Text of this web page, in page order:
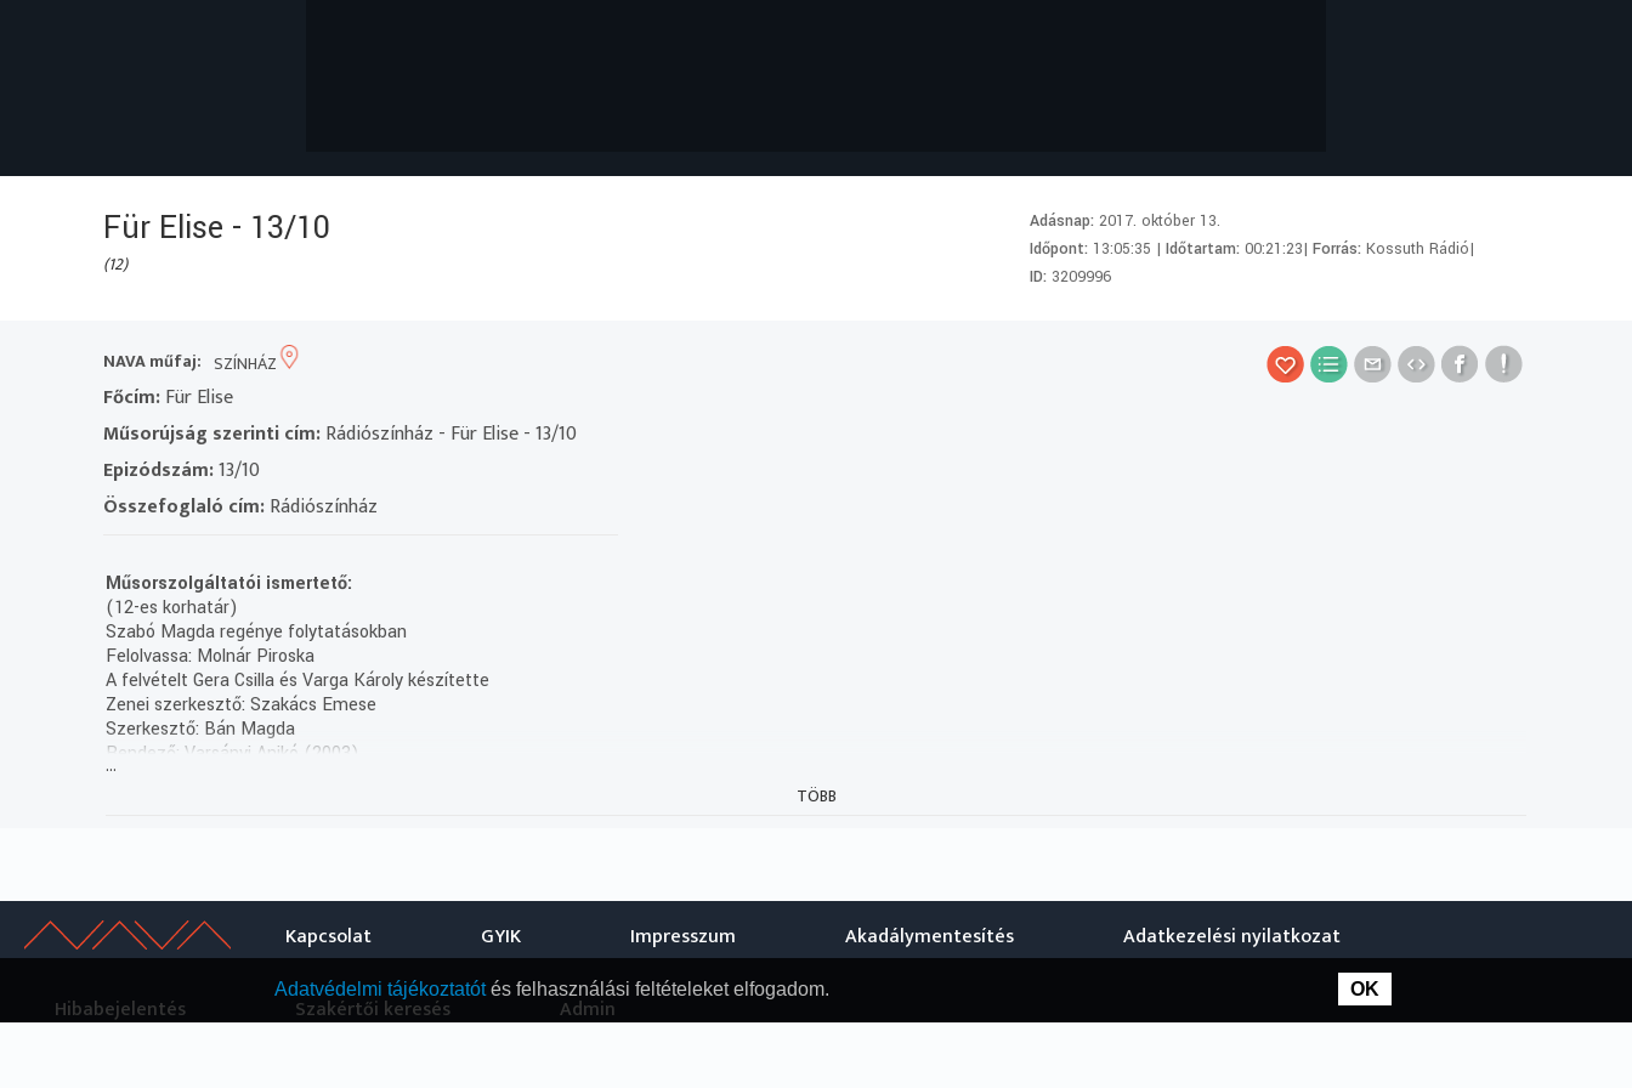
Für Elise - 13/10
(12)
Adásnap:2017. október 13.
Időpont: 13:05:35 |Időtartam:00:21:23|Forrás:Kossuth Rádió|
ID: 3209996
NAVA műfaj: SZÍNHÁZ
Főcím:Für Elise
Műsorújság szerinti cím:Rádiószínház - Für Elise - 13/10
Epizódszám:13/10
Összefoglaló cím:Rádiószínház
Műsorszolgáltatói ismertető:
(12-es korhatár)
Szabó Magda regénye folytatásokban
Felolvassa: Molnár Piroska
A felvételt Gera Csilla és Varga Károly készítette
Zenei szerkesztő: Szakács Emese
Szerkesztő: Bán Magda
Rendező: Varsányi Anikó (2003)
(13/11. rész hétfőn 13.06)
...
TÖBB
Kapcsolat GYIK Impresszum Akadálymentesítés Adatkezelési nyilatkozat
Hibabejelentés Szakértői keresés Admin
Adatvédelmi tájékoztatótés felhasználási feltételeket elfogadom. OK